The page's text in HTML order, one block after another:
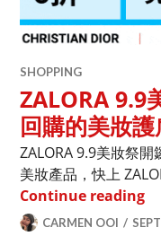
SHOPPING
ZALORA 9.9
回購的美妝
ZALORA 9.9美妝祭
美妝產品，快上
Continue reading
CARMEN OOI